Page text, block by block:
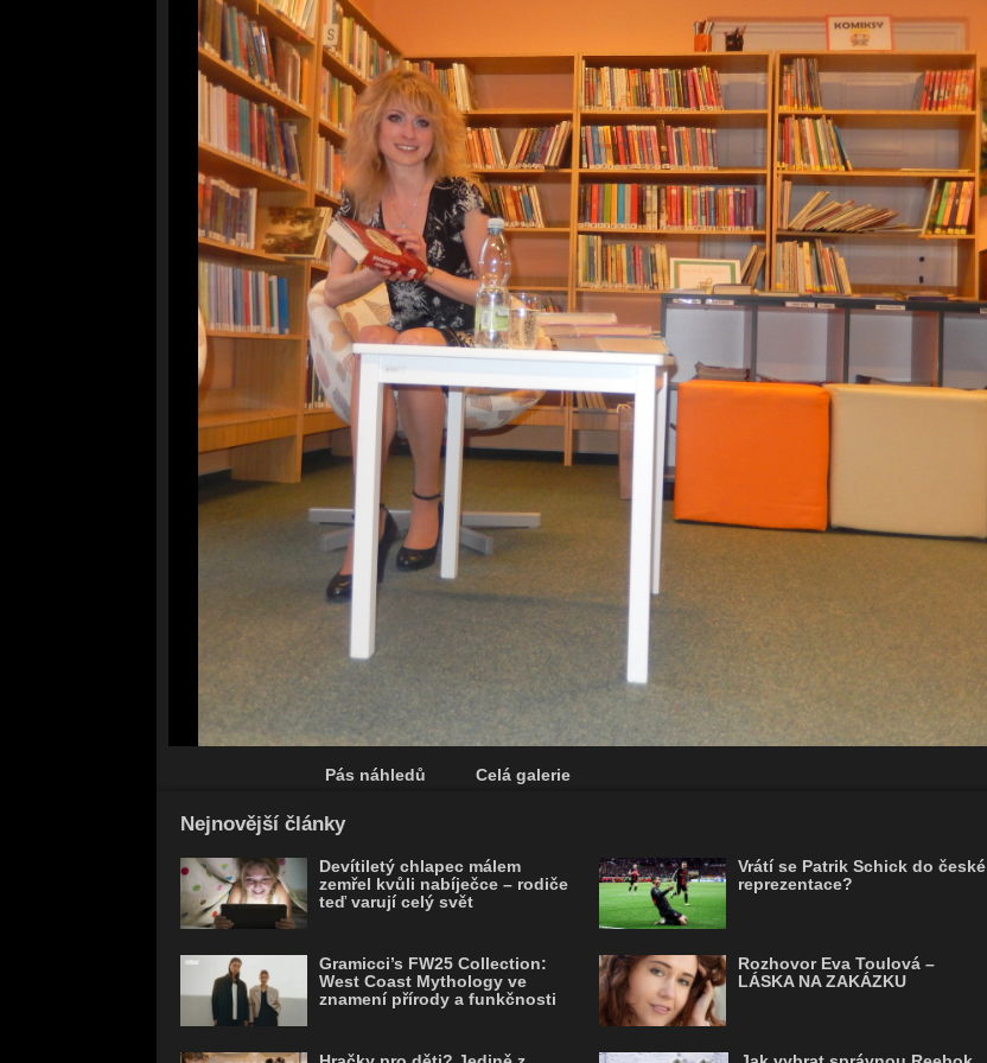
Pás náhledů Celá galerie
Nejnovější články
Devítiletý chlapec málem
zemřel kvůli nabíječce – rodiče
teď varují celý svět
Gramicci’s FW25 Collection:
West Coast Mythology ve
znamení přírody a funkčnosti
Vrátí se Patrik Schick do české
reprezentace?
Rozhovor Eva Toulová –
LÁSKA NA ZAKÁZKU